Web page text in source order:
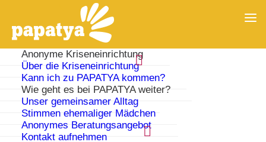
Anonyme Kriseneinrichtung
Über die Kriseneinrichtung
Kann ich zu PAPATYA kommen?
Wie geht es bei PAPATYA weiter?
Unser gemeinsamer Alltag
Stimmen ehemaliger Mädchen
Anonymes Beratungsangebot
Kontakt aufnehmen